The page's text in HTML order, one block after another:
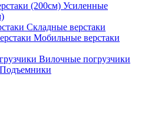
Усиленные
Складные верстаки
Мобильные верстаки
Вилочные погрузчики
Подъемники